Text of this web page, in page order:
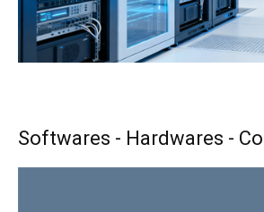
Softwares - Hardwares -